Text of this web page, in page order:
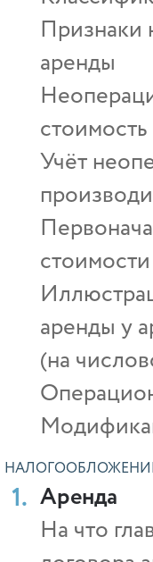
Признаки
аренды
Учёт
аренды у
(на
Аренда
На что